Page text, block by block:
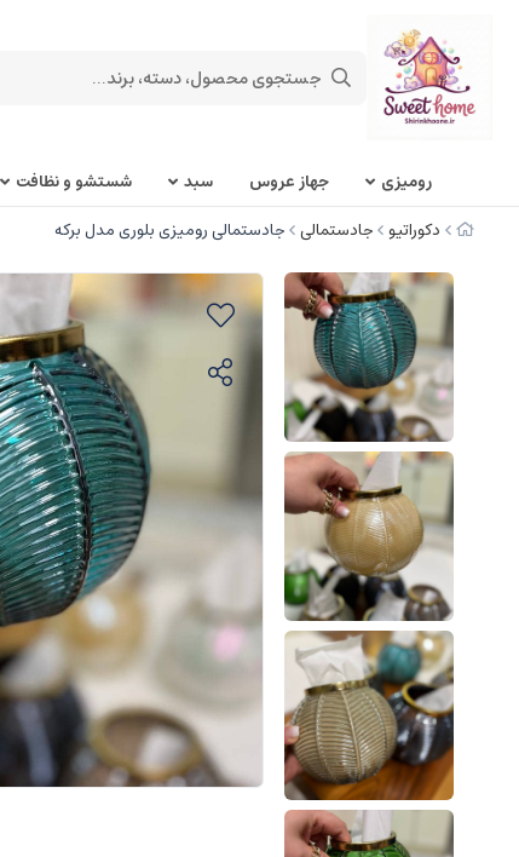
روميزی جهاز عروس سبد شستشو و نظافت
دکوراتیو جادستمالی جادستمالی رومیزی بلوری مدل برکه